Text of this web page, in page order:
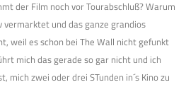
der Film noch vor Tourabschluß? Warum
und das ganze grandios
weil es schon bei The Wall nicht gefunkt
mich das gerade so gar nicht und ich
mich zwei oder drei STunden in´s Kino zu